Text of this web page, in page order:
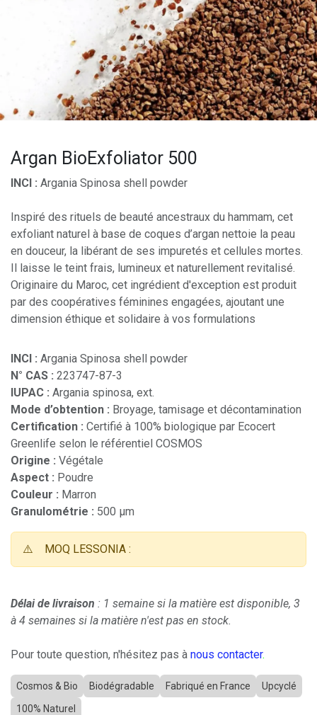
Argan BioExfoliator 500
INCI : Argania Spinosa shell powder
Inspiré des rituels de beauté ancestraux du hammam, cet
exfoliant naturel à base de coques d’argan nettoie la peau
en douceur, la libérant de ses impuretés et cellules mortes.
Il laisse le teint frais, lumineux et naturellement revitalisé.
Originaire du Maroc, cet ingrédient d'exception est produit
par des coopératives féminines engagées, ajoutant une
dimension éthique et solidaire à vos formulations
INCI : Argania Spinosa shell powder
N° CAS : 223747-87-3
IUPAC : Argania spinosa, ext.
Mode d’obtention : Broyage, tamisage et décontamination
Certification : Certifié à 100% biologique par Ecocert
Greenlife selon le référentiel COSMOS
Origine : Végétale
Aspect : Poudre
Couleur : Marron
Granulométrie : 500 µm
⚠️ MOQ LESSONIA :
Délai de livraison : 1 semaine si la matière est disponible, 3
à 4 semaines si la matière n'est pas en stock.
Pour toute question, n'hésitez pas à nous contacter.
Cosmos & Bio Biodégradable Fabriqué en France
Upcyclé
100% Naturel